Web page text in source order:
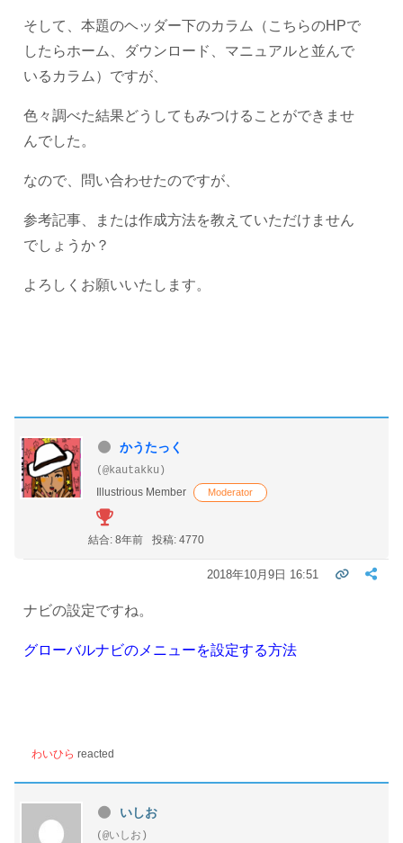
そして、本題のヘッダー下のカラム（こちらのHPで
したらホーム、ダウンロード、マニュアルと並んで
いるカラム）ですが、
色々調べた結果どうしてもみつけることができませ
んでした。
なので、問い合わせたのですが、
参考記事、または作成方法を教えていただけません
でしょうか？
よろしくお願いいたします。
かうたっく
(@kautakku)
Illustrious Member
Moderator
結合: 8年前 投稿: 4770
2018年10月9日 16:51
ナビの設定ですね。
グローバルナビのメニューを設定する方法
わいひら reacted
いしお
(@いしお)